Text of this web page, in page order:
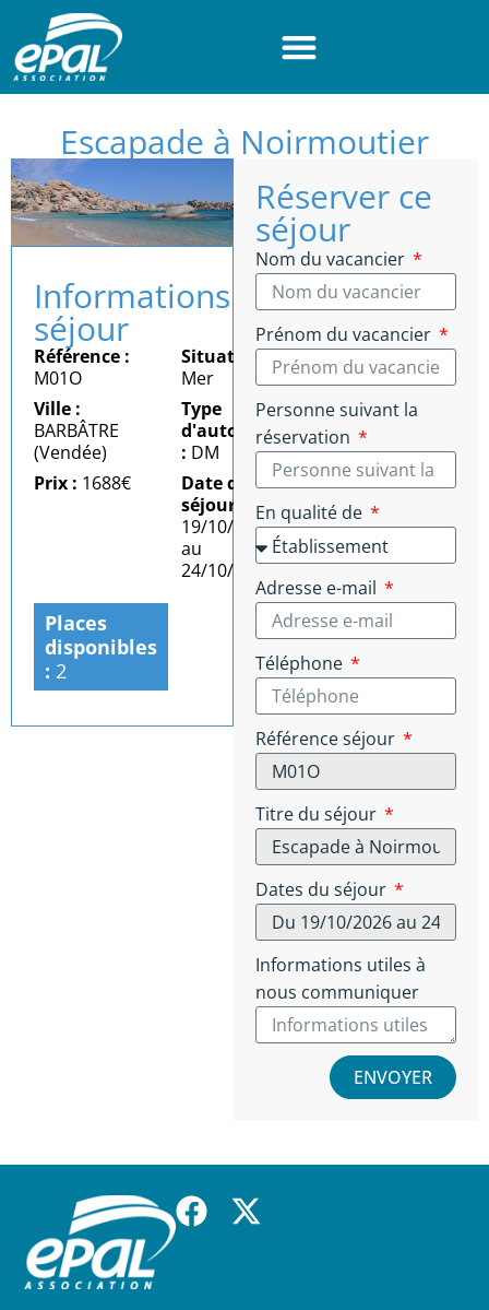
Escapade à Noirmoutier
Informations
séjour
Référence :
M01O
Situation :
Mer
Ville :
BARBÂTRE
(Vendée)
Type
d'autonomie
: DM
Prix : 1688€
Date du
séjour :
Du
19/10/2026
au
24/10/2026
Places
disponibles
: 2
Réserver ce
séjour
Nom du vacancier
Prénom du vacancier
Personne suivant la
réservation
En qualité de
Adresse e-mail
Téléphone
Référence séjour
Titre du séjour
Dates du séjour
Informations utiles à
nous communiquer
ENVOYER
Panneau de gestion des cookies